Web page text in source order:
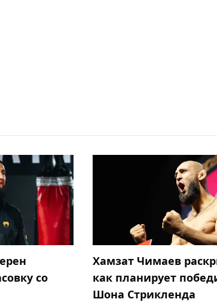
со
Хамзат Чимаев
как планирует
Шона Стрикленда